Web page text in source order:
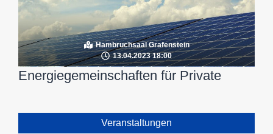
Hambruchsaal Grafenstein
13.04.2023 18:00
Energiegemeinschaften für Private
Veranstaltungen